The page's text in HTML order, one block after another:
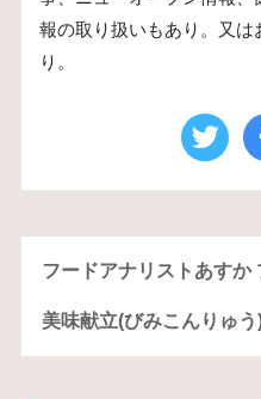
報の取り扱いもあり。又
り。
フードアナリストあすか
美味献立(びみこんりゅ